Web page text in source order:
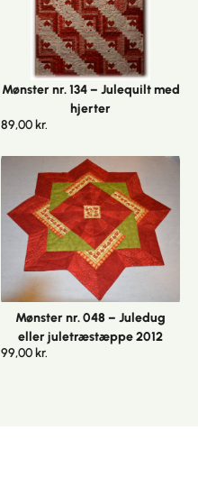
Mønster nr. 134 – Julequilt med
hjerter
89,00 kr.
Mønster nr. 048 – Juledug
eller juletræstæppe 2012
99,00 kr.